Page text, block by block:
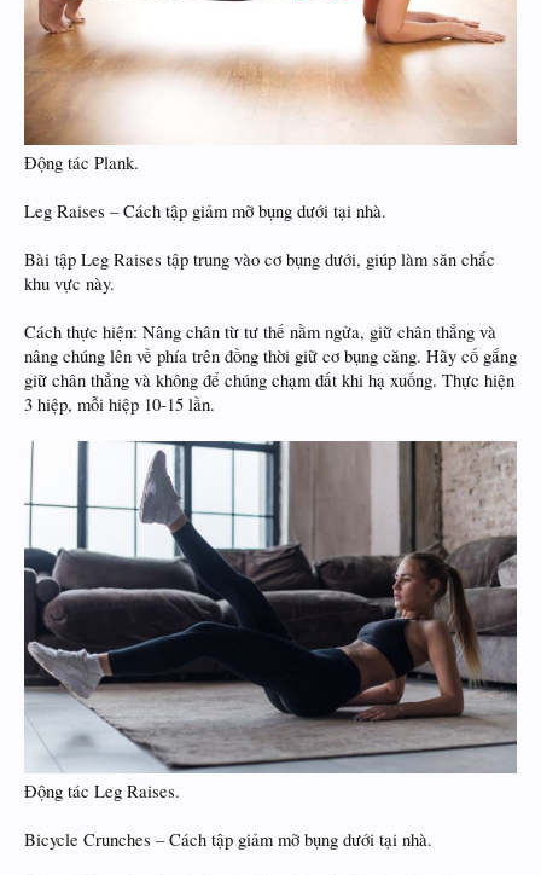
Động tác Plank.
Leg Raises – Cách tập giảm mỡ bụng dưới tại nhà.
Bài tập Leg Raises tập trung vào cơ bụng dưới, giúp làm săn chắc
khu vực này.
Cách thực hiện: Nâng chân từ tư thế nằm ngửa, giữ chân thẳng và
nâng chúng lên về phía trên đồng thời giữ cơ bụng căng. Hãy cố gắng
giữ chân thẳng và không để chúng chạm đất khi hạ xuống. Thực hiện
3 hiệp, mỗi hiệp 10-15 lần.
Động tác Leg Raises.
Bicycle Crunches – Cách tập giảm mỡ bụng dưới tại nhà.